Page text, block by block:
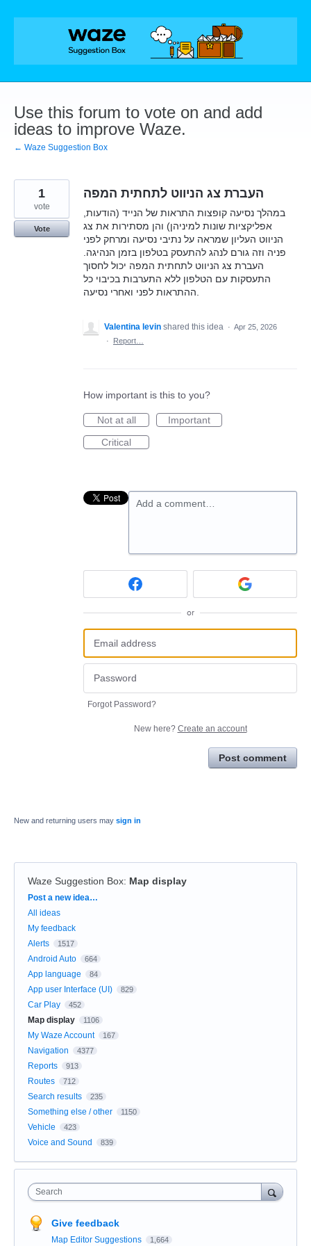
Skip
Use this forum to vote on and add
ideas to improve Waze.
← Waze Suggestion Box
העברת צג הניווט לתחתית המפה
במהלך נסיעה קופצות התראות של הנייד (הודעות,
אפליקציות שונות למיניהן) והן מסתירות את צג
הניווט העליון שמראה על נתיבי נסיעה ומרחק לפני
פניה וזה גורם לנהג להתעסק בטלפון בזמן הנהיגה.
העברת צג הניווט לתחתית המפה יכול לחסוך
התעסקות עם הטלפון ללא התערבות בכיבוי כל
1
vote
Vote
Valentina levin shared this idea · Apr 25, 2026
·
Report…
How important is this to you?
Not at all
Important
Critical
Add a comment…
or
Forgot Password?
New here? Create an account
Post comment
New and returning users may sign in
Waze Suggestion Box: Map display
Categories
Post a new idea…
All ideas
My feedback
Alerts
1517
Android Auto 664
App language 84
App user Interface (UI) 829
Car Play 452
Map display 1106
My Waze Account 167
Navigation 4377
Reports 913
Routes 712
Search results 235
Something else / other 1150
Vehicle 423
Voice and Sound 839
Search
Give feedback
Map Editor Suggestions 1,664